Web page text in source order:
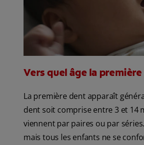
Vers quel âge la
La première dent apparaît
dent soit comprise entre 3 et 14
viennent par paires ou par
mais tous les enfants ne se